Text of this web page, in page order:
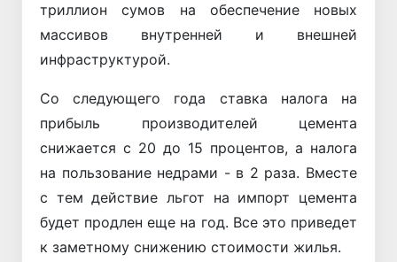
триллион сумов на обеспечение новых
массивов внутренней и внешней
инфраструктурой.
Со следующего года ставка налога на
прибыль производителей цемента
снижается с 20 до 15 процентов, а налога
на пользование недрами - в 2 раза. Вместе
с тем действие льгот на импорт цемента
будет продлен еще на год. Все это приведет
к заметному снижению стоимости жилья.